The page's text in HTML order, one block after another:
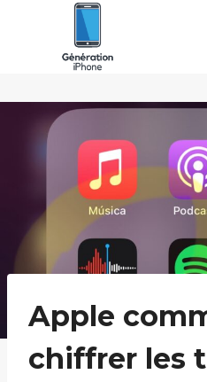
Apple
chiffrer les